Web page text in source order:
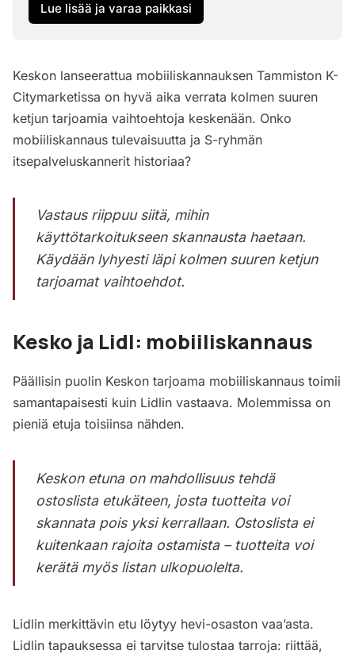
Lue lisää ja varaa paikkasi
Keskon lanseerattua mobiiliskannauksen Tammiston K-
Citymarketissa on hyvä aika verrata kolmen suuren
ketjun tarjoamia vaihtoehtoja keskenään. Onko
mobiiliskannaus tulevaisuutta ja S-ryhmän
itsepalveluskannerit historiaa?
Vastaus riippuu siitä, mihin
käyttötarkoitukseen skannausta haetaan.
Käydään lyhyesti läpi kolmen suuren ketjun
tarjoamat vaihtoehdot.
Kesko ja Lidl: mobiiliskannaus
Päällisin puolin Keskon tarjoama mobiiliskannaus toimii
samantapaisesti kuin Lidlin vastaava. Molemmissa on
pieniä etuja toisiinsa nähden.
Keskon etuna on mahdollisuus tehdä
ostoslista etukäteen, josta tuotteita voi
skannata pois yksi kerrallaan. Ostoslista ei
kuitenkaan rajoita ostamista – tuotteita voi
kerätä myös listan ulkopuolelta.
Lidlin merkittävin etu löytyy hevi-osaston vaa’asta.
Lidlin tapauksessa ei tarvitse tulostaa tarroja: riittää,